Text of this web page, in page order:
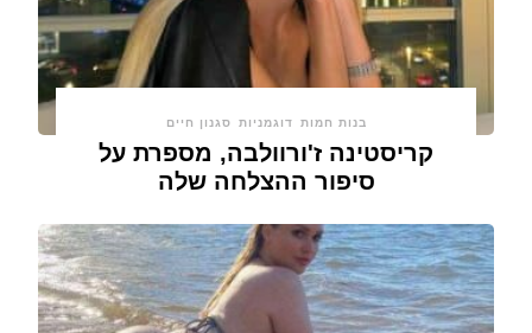
בנות חמות דוגמניות סגנון חיים
קריסטינה ז'ורוולבה, מספרת על
סיפור ההצלחה שלה